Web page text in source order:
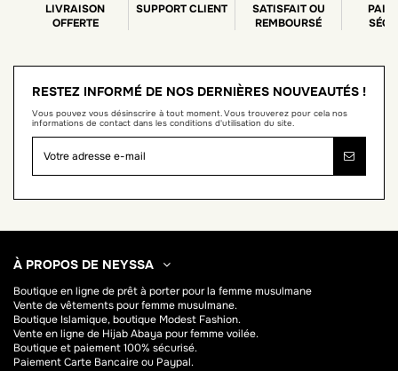
LIVRAISON
OFFERTE
SUPPORT CLIENT
SATISFAIT OU
REMBOURSÉ
RESTEZ INFORMÉ DE NOS DERNIÈRES NOUVEAUTÉS !
Vous pouvez vous désinscrire à tout moment. Vous trouverez pour cela nos
informations de contact dans les conditions d'utilisation du site.
À PROPOS DE NEYSSA
Boutique en ligne deprêt à porter pour la femme musulmane
Vente de vêtements pour femme musulmane.
Boutique Islamique, boutique Modest Fashion.
Vente en ligne de HijabAbaya pour femme voilée.
Boutique et paiement 100% sécurisé.
Paiement Carte Bancaire ou Paypal.